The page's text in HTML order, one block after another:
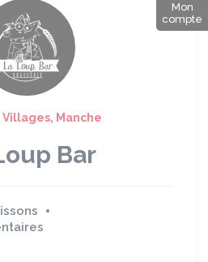
Mon
compte
Villages, Manche
Bar